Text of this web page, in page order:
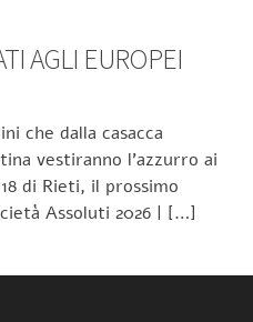
AGLI EUROPEI
che dalla casacca
vestiranno l’azzurro ai
di Rieti, il prossimo
Assoluti 2026 | […]